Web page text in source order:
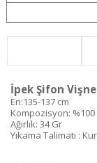
İpek Şifon
En:135-137 cm
Kompozisyon:
Ağırlık: 34 Gr
Yıkama Talimatı :